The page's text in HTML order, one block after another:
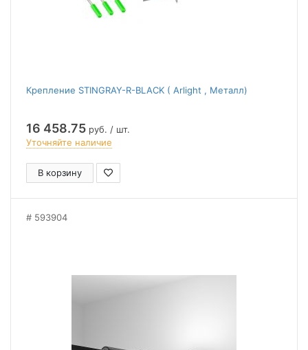
Крепление STINGRAY-R-BLACK ( Arlight , Металл)
16 458.75 руб. / шт.
Уточняйте наличие
В корзину
593904